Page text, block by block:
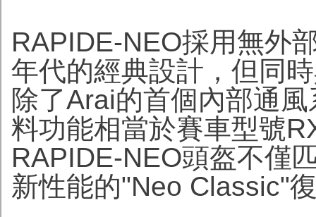
RAPIDE-NEO採用無外
年代的經典設計，但同
除了Arai的首個內部通
料功能相當於賽車型號
RAPIDE-NEO頭盔不僅
新性能的"Neo Classic"